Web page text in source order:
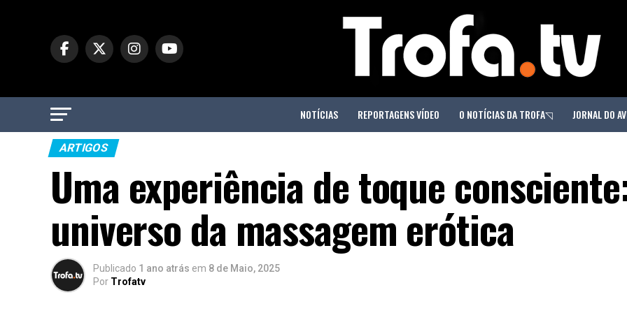
NOTÍCIAS REPORTAGENS VÍDEO O NOTÍCIAS DA TROFA◹ JORNAL DO
ARTIGOS
Uma experiência de toque
universo da massagem erótica
Publicado 1 ano atrás em 8 de Maio, 2025
Por Trofatv